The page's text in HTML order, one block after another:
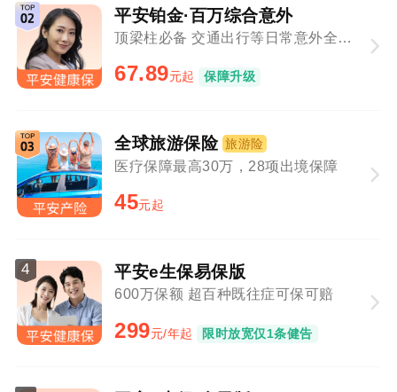
平安铂金·百万综合意外
顶梁柱必备 交通出行等日常意外全覆盖
67.89元起 保障升级
全球旅游保险 旅游险
医疗保障最高30万，28项出境保障
45元起
4 平安e生保易保版
600万保额 超百种既往症可保可赔
299元/年起 限时放宽仅1条健告